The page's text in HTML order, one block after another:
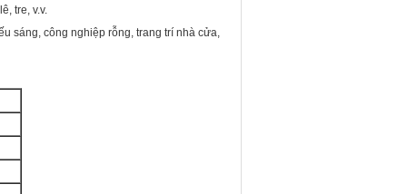
tre, v.v.
sáng, công nghiệp rỗng, trang trí nhà cửa,